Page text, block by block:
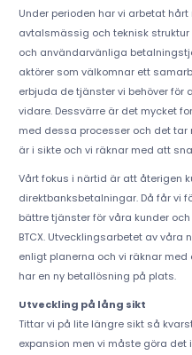
Under perioden har vi arbetat
avtalsmässig och teknisk
och användarvänliga
aktörer som välkomnar ett
erbjuda de tjänster vi behöver för
vidare. Dessvärre är det mycket
med dessa processer och det tar
är i sikte och vi räknar med att
Vårt fokus i närtid är att återigen
direktbanksbetalningar. Då får vi
bättre tjänster för våra kunder
BTCX. Utvecklingsarbetet av
enligt planerna och vi räknar
har en ny betallösning på plats.
Utveckling på lång sikt
Tittar vi på lite längre sikt så
expansion men vi måste göra